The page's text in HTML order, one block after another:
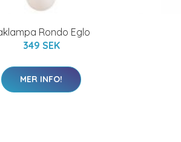
Rondo Eglo
349 SEK
MER INFO!